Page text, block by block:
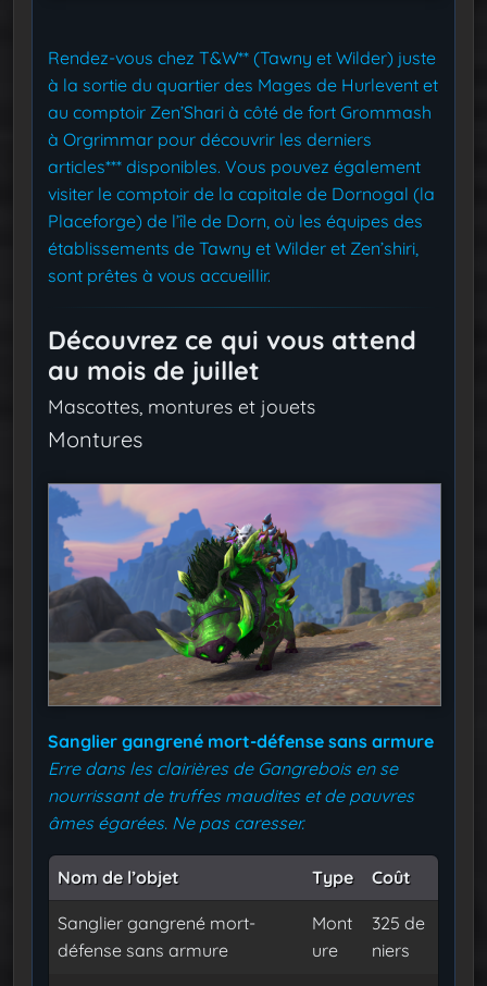
Rendez-vous chez T&W** (Tawny et Wilder) juste
à la sortie du quartier des Mages de Hurlevent et
au comptoir Zen’Shari à côté de fort Grommash
à Orgrimmar pour découvrir les derniers
articles*** disponibles. Vous pouvez également
visiter le comptoir de la capitale de Dornogal (la
Placeforge) de l’île de Dorn, où les équipes des
établissements de Tawny et Wilder et Zen’shiri,
sont prêtes à vous accueillir.
Découvrez ce qui vous attend
au mois de juillet
Mascottes, montures et jouets
Montures
Sanglier gangrené mort-défense sans armure
Erre dans les clairières de Gangrebois en se
nourrissant de truffes maudites et de pauvres
âmes égarées. Ne pas caresser.
Nom de l’objet Type Coût
Sanglier gangrené mort-
défense sans armure
Mont
ure
325 de
niers